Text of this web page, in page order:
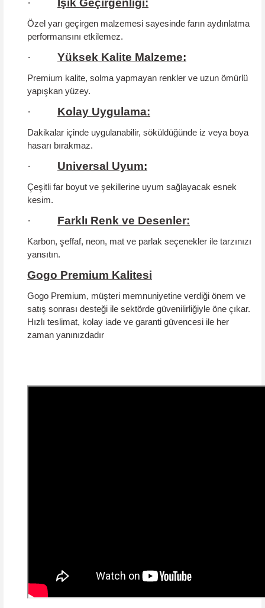
· Işık Geçirgenliği:
Özel yarı geçirgen malzemesi sayesinde farın aydınlatma
performansını etkilemez.
· Yüksek Kalite Malzeme:
Premium kalite, solma yapmayan renkler ve uzun ömürlü
yapışkan yüzey.
· Kolay Uygulama:
Dakikalar içinde uygulanabilir, söküldüğünde iz veya boya
hasarı bırakmaz.
· Universal Uyum:
Çeşitli far boyut ve şekillerine uyum sağlayacak esnek
kesim.
· Farklı Renk ve Desenler:
Karbon, şeffaf, neon, mat ve parlak seçenekler ile tarzınızı
yansıtın.
Gogo Premium Kalitesi
Gogo Premium, müşteri memnuniyetine verdiği önem ve
satış sonrası desteği ile sektörde güvenilirliğiyle öne çıkar.
Hızlı teslimat, kolay iade ve garanti güvencesi ile her
zaman yanınızdadır